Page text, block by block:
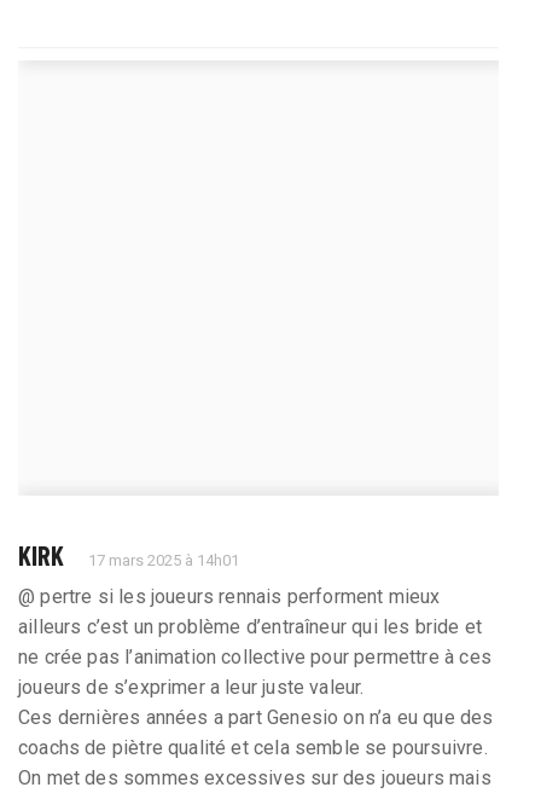
KIRK 17 mars 2025 à 14h01
@ pertre si les joueurs rennais performent mieux
ailleurs c’est un problème d’entraîneur qui les bride et
ne crée pas l’animation collective pour permettre à ces
joueurs de s’exprimer a leur juste valeur.
Ces dernières années a part Genesio on n’a eu que des
coachs de piètre qualité et cela semble se poursuivre.
On met des sommes excessives sur des joueurs mais